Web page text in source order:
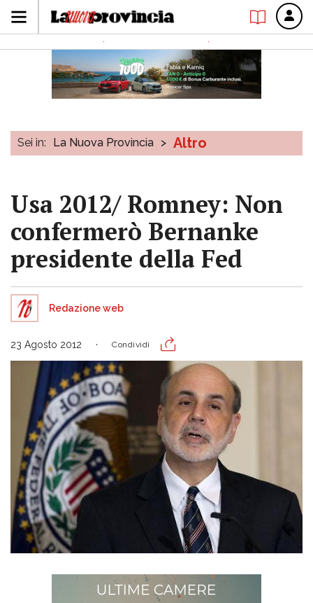
Sei in: La Nuova Provincia > Altro
Usa 2012/ Romney: Non
confermerò Bernanke
presidente della Fed
Redazione web
23 Agosto 2012 Condividi